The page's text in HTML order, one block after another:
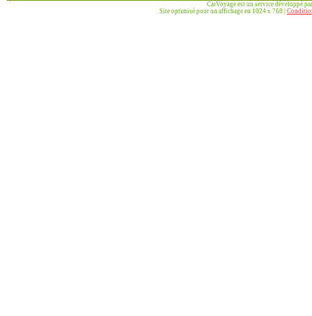
CarVoyage est un service développé
Site optimisé pour un affichage en 1024 x 768 |